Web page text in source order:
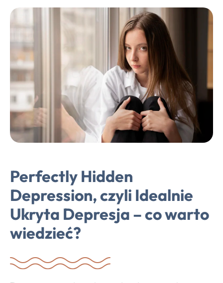
Perfectly Hidden
Depression, czyli Idealnie
Ukryta Depresja – co warto
wiedzieć?